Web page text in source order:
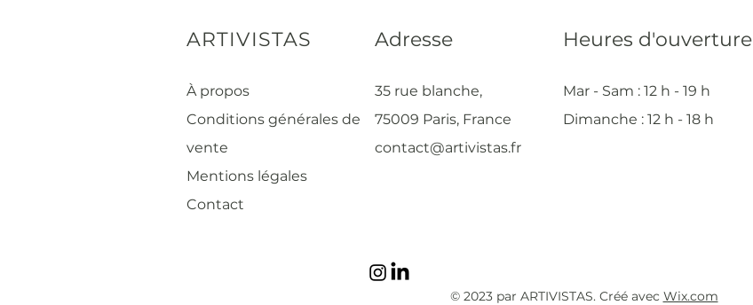
© 2023 par ARTIVISTAS. Créé avec Wix.com
ARTIVISTAS Adresse Heures d'ouverture
À propos
Conditions générales de
vente
Mentions légales
Contact
35 rue blanche,
75009 Paris, France
contact@artivistas.fr
Mar - Sam : 12 h - 19 h
Dimanche : 12 h - 18 h